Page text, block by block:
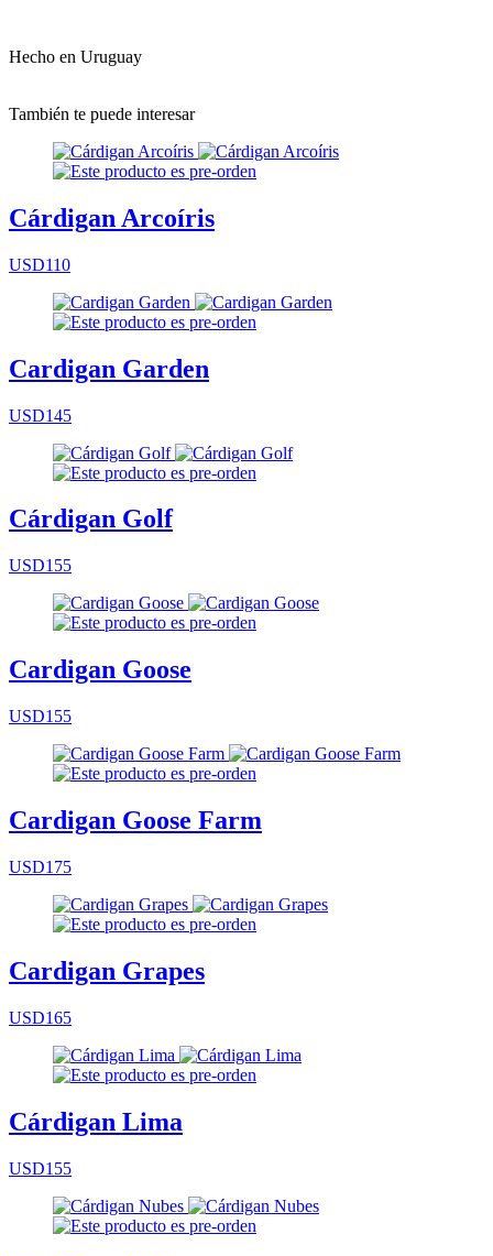
Hecho en Uruguay
También te puede interesar
Cárdigan Arcoíris
USD110
Cardigan Garden
USD145
Cárdigan Golf
USD155
Cardigan Goose
USD155
Cardigan Goose Farm
USD175
Cardigan Grapes
USD165
Cárdigan Lima
USD155